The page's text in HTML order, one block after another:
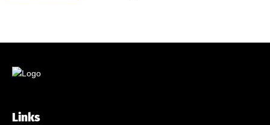
Links